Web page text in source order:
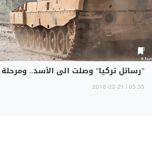
"رسائل تركيا" وصلت الى الأسد..
05:35 | 2018-02-21